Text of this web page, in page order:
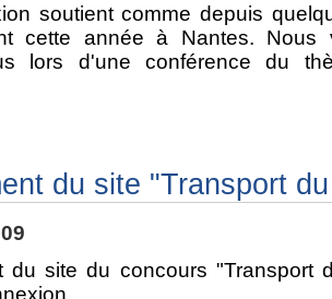
soutient comme depuis
cette année à Nantes. Nous
lors d'une conférence du
du site "Transport
du site du concours "Transport